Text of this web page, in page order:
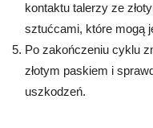
kontaktu talerzy ze
sztućcami, które mogą
Po zakończeniu cyklu
złotym paskiem i
uszkodzeń.